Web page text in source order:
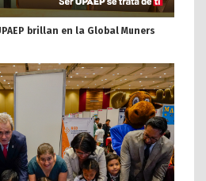
brillan en la Global Muners